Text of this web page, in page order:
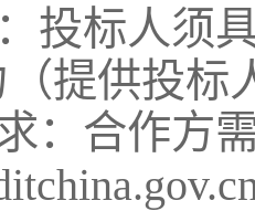
投标人须
提供投标
：合作方